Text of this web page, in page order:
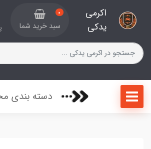
اکرمی
یدکی
0
سبد خرید شما
دسته بندی